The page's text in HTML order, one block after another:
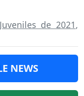
de 2021,
NEWS